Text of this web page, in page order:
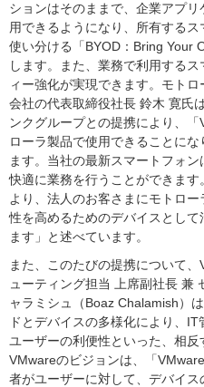
ションはそのままで、企業アプ
用できるようになり、所有する
使い分ける「BYOD：Bring Your
します。また、業務で利用する
ィー強化が実現できます。モト
会社の代表取締役社長 鈴木 寛氏
ンクグループとの提携により、
ローラ製品で使用できることに
ます。当社の最新スマートフォ
快適に業務を行うことができま
より、法人のお客さまにモトロ
性を高めるためのデバイスとし
ます」と述べています。
また、このたびの提携について
ューティング担当 上席副社長 兼
ャラミシュ（Boaz Chalamish）
ドとデバイスの多様化により、
ユーザーの利便性といった、相反
VMwareのビジョンは、「
者がユーザーに対して、デバイ